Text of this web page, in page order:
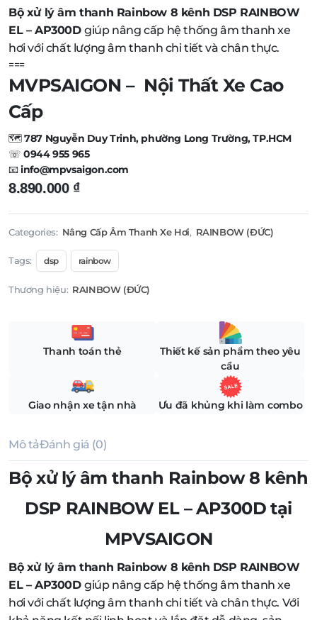
Bộ xử lý âm thanh Rainbow 8 kênh DSP RAINBOW
EL – AP300Dgiúp nâng cấp hệ thống âm thanh xe
hơi với chất lượng âm thanh chi tiết và chân thực.
===
MVPSAIGON – Nội Thất Xe Cao
Cấp
🗺️787 Nguyễn Duy Trinh, phường Long Trường, TP.HCM
☏0944 955 965
📧info@mpvsaigon.com
8.890.000 ₫
Categories: Nâng Cấp Âm Thanh Xe Hơi, RAINBOW (ĐỨC)
Tags: dsp rainbow
Thương hiệu: RAINBOW (ĐỨC)
Thanh toán thẻ
Thiết kế sản phẩm theo yêu
cầu
Giao nhận xe tận nhà Ưu đã khủng khi làm combo
Mô tảĐánh giá (0)
Bộ xử lý âm thanh Rainbow 8 kênh
DSP RAINBOW EL – AP300D tại
MPVSAIGON
Bộ xử lý âm thanh Rainbow 8 kênh DSP RAINBOW
EL – AP300Dgiúp nâng cấp hệ thống âm thanh xe
hơi với chất lượng âm thanh chi tiết và chân thực. Với